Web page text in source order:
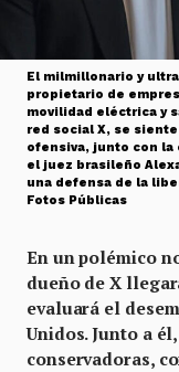
El milmillonario y
propietario de
movilidad eléctrica y
red social X, se
ofensiva, junto con
el juez brasileño
una defensa de la
Fotos Públicas
En un polémico
dueño de X
evaluará el
Unidos. Junto a
conservadoras,